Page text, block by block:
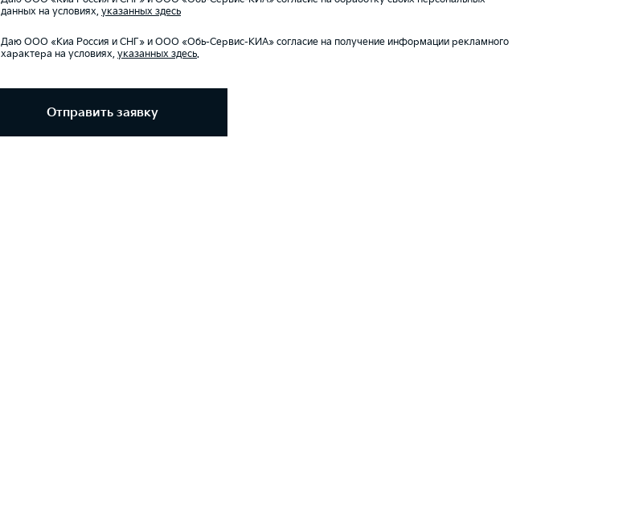
данных на условиях, указанных здесь
Даю ООО «Киа Россия и СНГ» и ООО «Обь-Сервис-КИА» согласие на получение информации рекламного
характера на условиях, указанных здесь.
Отправить заявку